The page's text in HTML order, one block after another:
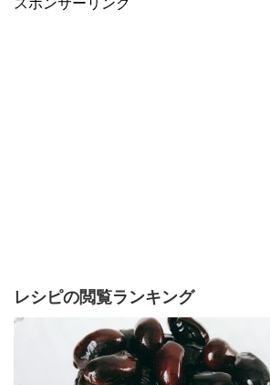
スポンサーリンク
レシピの閲覧ランキング